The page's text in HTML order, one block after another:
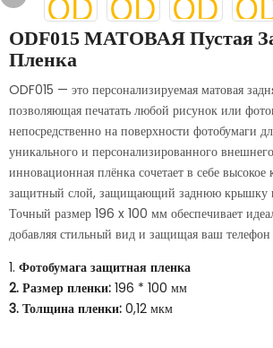
ODF015 МАТОВАЯ Пустая
Пленка
ODF015 — это персонализируемая матовая
позволяющая печатать любой рисунок или
непосредственно на поверхности фотобумаги
уникального и персонализированного
инновационная плёнка сочетает в себе высокое
защитный слой, защищающий заднюю крышку
Точный размер 196 x 100 мм обеспечивает
добавляя стильный вид и защищая ваш телефон
1. Фотобумага защитная пленка
2. Размер пленки: 196 * 100 мм
3. Толщина пленки: 0,12 мкм